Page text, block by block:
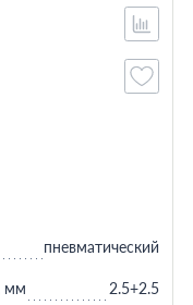
пневматический
мм 2.5+2.5